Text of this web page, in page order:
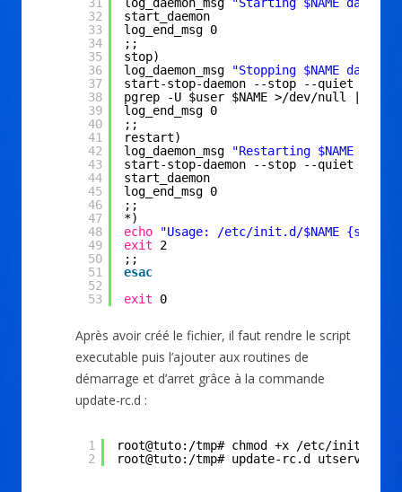
32
33
34
35
36
37
38
39
40
41
42
43
44
45
46
47
48
49
50
51
52
53
start_daemon
log_end_msg 0
;;
stop)
log_daemon_msg
"Stopping $NAME daemon"
start-stop-daemon --stop --quiet --
pgrep -U $user $NAME >/dev/null
log_end_msg 0
;;
restart)
log_daemon_msg
"Restarting $NAME
start-stop-daemon --stop --quiet --
start_daemon
log_end_msg 0
;;
*)
echo
"Usage: /etc/init.d/$NAME
exit
2
;;
esac
exit
0
Après avoir créé le fichier, il faut rendre le script
executable puis l’ajouter aux routines de
démarrage et d’arret grâce à la commande
update-rc.d :
1
2
root@tuto:/tmp# chmod +x /etc/init.d/
root@tuto:/tmp# update-rc.d utserver